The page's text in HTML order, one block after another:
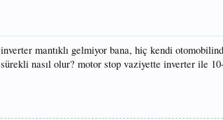
inverter mantıklı gelmiyor bana, hiç kendi
sürekli nasıl olur? motor stop vaziyette inverter ile